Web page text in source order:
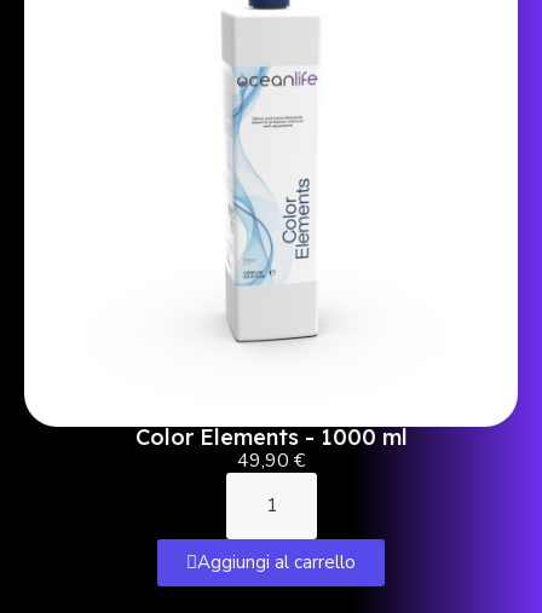
Color Elements - 1000 ml
49,90 €
Aggiungi al carrello